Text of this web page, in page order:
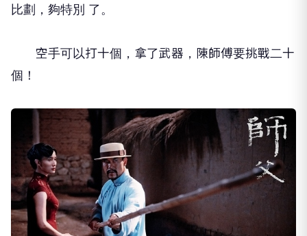
比劃，夠特別 了。
空手可以打十個，拿了武器，陳師傅要挑戰二十
個！